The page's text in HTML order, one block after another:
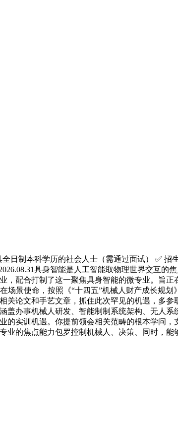
制本科学历的社会人士（需通过面试） ✅ 招
具身智能是人工智能取物理世界交互的
配合打制了这一聚焦具身智能的微专业。旨
景使命，按照《“十四五”机械人财产成长规
论文和手艺文章，抓住此次罕见的机遇，多
办事机械人研发、智能制制系统架构、无人
实训机遇。你提前领会相关范畴的根本学问
的焦点能力包罗控制机械人、决策、同时，能